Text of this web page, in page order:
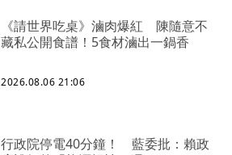
《請世界吃桌》滷肉爆紅 陳隨意不
藏私公開食譜！5食材滷出一鍋香
2026.08.06 21:06
行政院停電40分鐘！ 藍委批：賴政